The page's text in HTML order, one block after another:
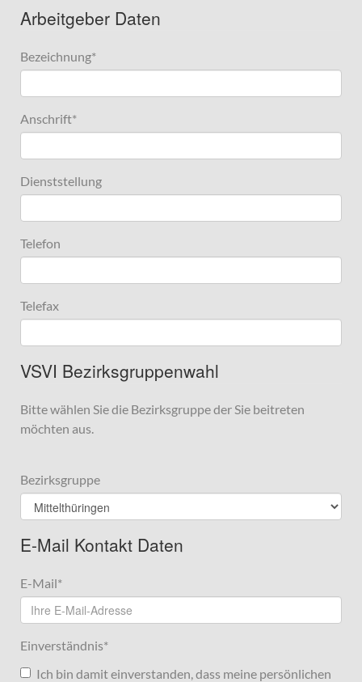
Arbeitgeber Daten
Bezeichnung*
Anschrift*
Dienststellung
Telefon
Telefax
VSVI Bezirksgruppenwahl
Bitte wählen Sie die Bezirksgruppe der Sie beitreten
möchten aus.
Bezirksgruppe
E-Mail Kontakt Daten
E-Mail*
Einverständnis*
Ich bin damit einverstanden, dass meine persönlichen